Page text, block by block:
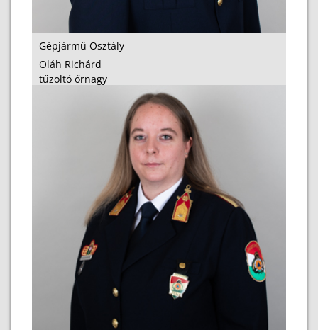
Gépjármű Osztály
Oláh Richárd
tűzoltó őrnagy